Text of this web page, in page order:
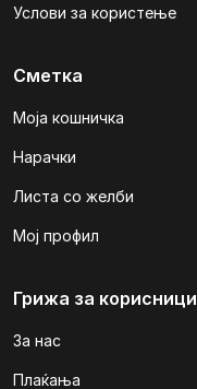
Услови за користење
Сметка
Моја кошничка
Нарачки
Листа со желби
Мој профил
Грижа за корисници
За нас
Плаќања